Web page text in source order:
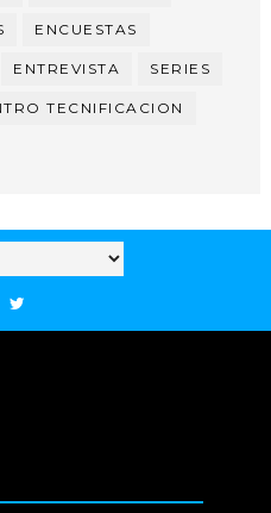
ENCUESTAS
ENTREVISTA SERIES
TECNIFICACION